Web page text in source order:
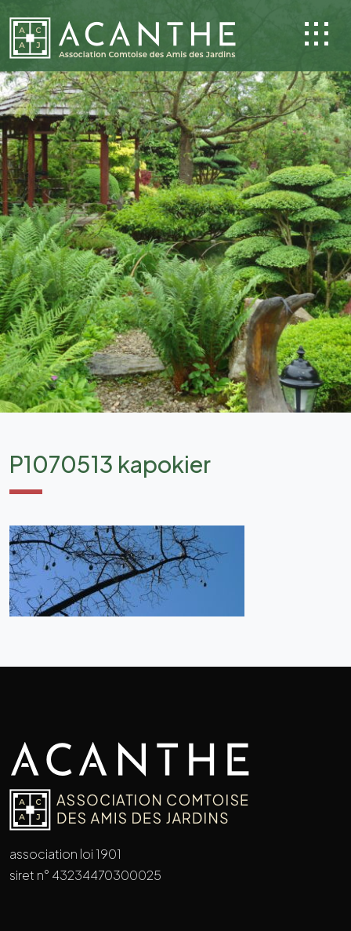
P1070513 kapokier
association loi 1901
siret n° 43234470300025